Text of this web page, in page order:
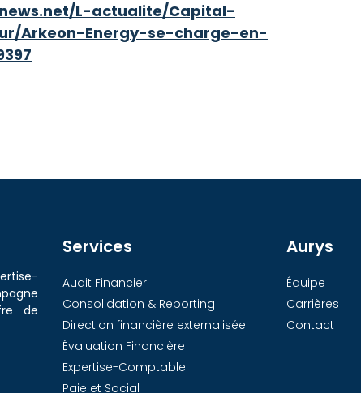
L-actualite/Capital-
Arkeon-Energy-se-charge-en-
de
Services
Audit Financier
Consolidation & Reporting
Direction financière externalisée
Évaluation Financière
Expertise-Comptable
Paie et Social
Aurys
Équipe
Carrières
Contact